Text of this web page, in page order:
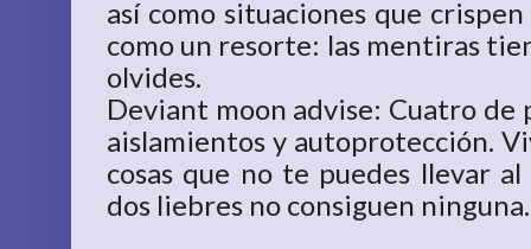
así como situaciones que
como un resorte: las mentiras
olvides.
Deviant moon advise: Cuatro de
aislamientos y autoprotección.
cosas que no te puedes llevar
dos liebres no consiguen ninguna.